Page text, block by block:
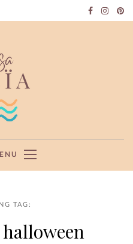
TAG: